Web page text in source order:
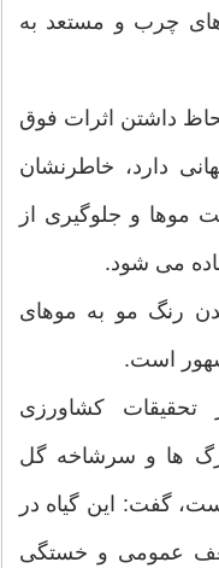
چرب و مستعد به
لحاظ داشتن اثرات فوق
دارد، خاطرنشان
موها و جلوگیری از
می شود.
رنگ مو به موهای
است.
تحقیقات کشاورزی
ها و سرشاخه گل
گفت: این گیاه در
عمومی و خستگی